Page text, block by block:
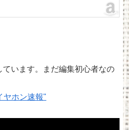
います。まだ編集初心者なの
ヤホン速報"